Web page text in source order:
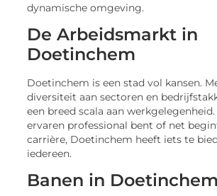
dynamische omgeving.
De Arbeidsmarkt in
Doetinchem
Doetinchem is een stad vol kansen.
diversiteit aan sectoren en
een breed scala aan
ervaren professional bent of net
carrière, Doetinchem heeft iets te
iedereen.
Banen in Doetinchem